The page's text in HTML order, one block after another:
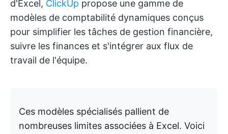
d'Excel, ClickUp propose une gamme de
modèles de comptabilité dynamiques conçus
pour simplifier les tâches de gestion financière,
suivre les finances et s'intégrer aux flux de
travail de l'équipe.
Ces modèles spécialisés pallient de
nombreuses limites associées à Excel. Voici